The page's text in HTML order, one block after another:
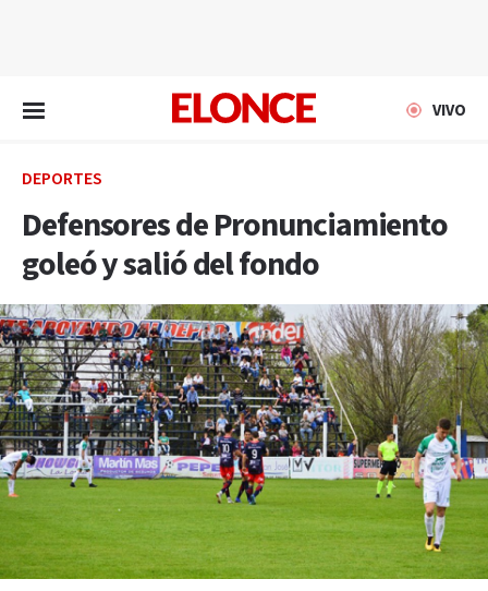
VIVO
DEPORTES
Defensores de Pronunciamiento
goleó y salió del fondo